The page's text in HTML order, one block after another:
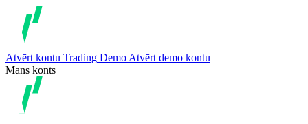
Atvērt kontu Trading Demo Atvērt demo kontu
Mans konts